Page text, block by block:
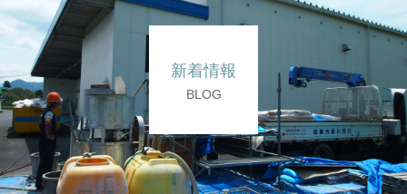
新着情報
BLOG
事業紹介
施工実績
新着情報
よくある質問